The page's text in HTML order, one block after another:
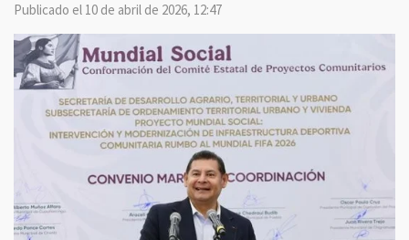
Publicado el 10 de abril de 2026, 12:47